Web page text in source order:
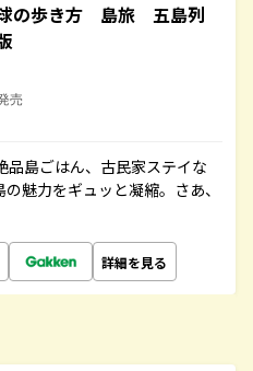
の歩き方 島旅 五島列
売
品島ごはん、古民家ステイな
魅力をギュッと凝縮。さあ、
詳細を見る